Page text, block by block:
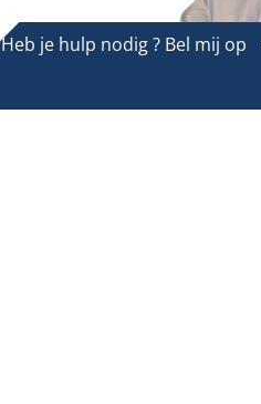
Heb je hulp nodig ? Bel mij op